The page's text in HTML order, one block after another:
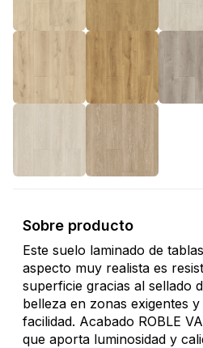
Sobre producto
Este suelo laminado de
aspecto muy realista es
superficie gracias al sellado
belleza en zonas exigentes
facilidad. Acabado ROBLE
que aporta luminosidad y